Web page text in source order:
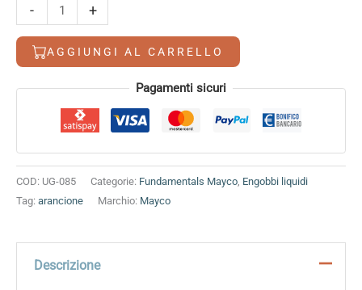
-
Sorbet
quantità
+
AGGIUNGI AL CARRELLO
Alternative: Pagamenti sicuri
COD: UG-085 Categorie: Fundamentals Mayco Engobbi liquidi
Tag: arancione Marchio: Mayco
Descrizione